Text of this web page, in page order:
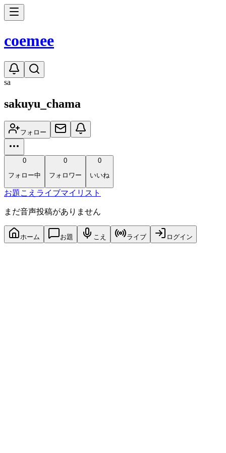
coemee
sa
sakuyu_chama
フォロー
0
フォロー中
0
フォロワー
0
いいね
お題 こえ ライブマイリスト
まだ音声投稿がありません
ホーム お題 こえ ライブ ログイン